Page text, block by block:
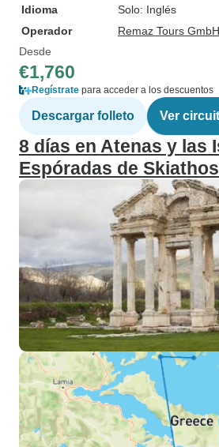
Idioma
Solo: Inglés
Operador
Remaz Tours GmbH
Desde
€1,760
Regístrate para acceder a los descuentos
Descargar folleto Ver
8 días en Atenas y las
Espóradas de